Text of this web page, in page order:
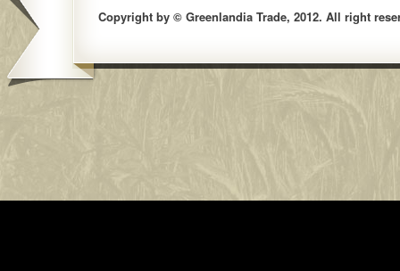
Copyright by © Greenlandia Trade, 2012. All right